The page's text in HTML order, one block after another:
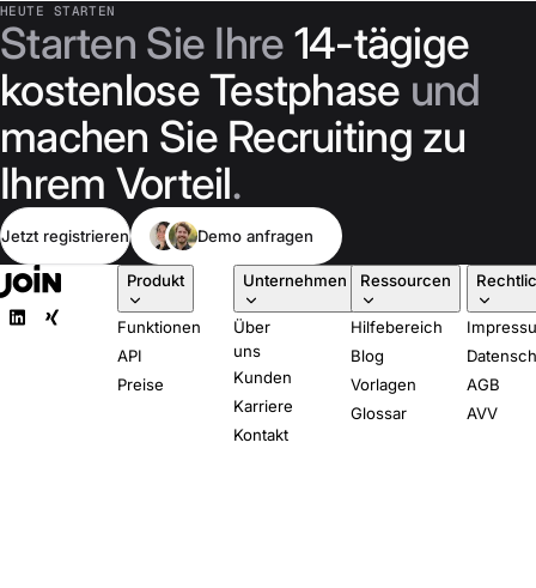
HEUTE STARTEN
Starten Sie Ihre 14-tägige
kostenlose Testphase und
machen Sie Recruiting zu
Ihrem Vorteil.
Jetzt registrieren Demo anfragen
Produkt
Funktionen
API
Preise
Unternehmen
Über
uns
Kunden
Karriere
Kontakt
Ressourcen
Hilfebereich
Blog
Vorlagen
Glossar
AGB
AVV